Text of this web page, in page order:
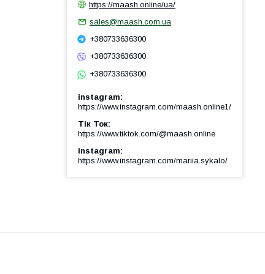
https://maash.online/ua/
sales@maash.com.ua
+380733636300
+380733636300
+380733636300
instagram
https://www.instagram.com/maash.online1/
Тік Ток
https://www.tiktok.com/@maash.online
instagram
https://www.instagram.com/mariia.sykalo/